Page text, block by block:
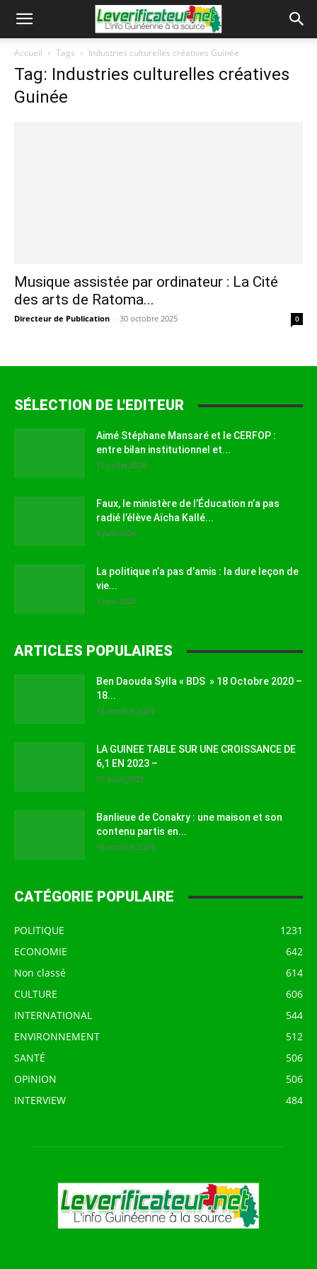
Accueil Tags Industries culturelles créatives Guinée
Tag: Industries culturelles créatives
Guinée
Musique assistée par ordinateur : La Cité
des arts de Ratoma...
Directeur de Publication - 30 octobre 2025 0
SÉLECTION DE L'EDITEUR
Aimé Stéphane Mansaré et le CERFOP :
entre bilan institutionnel et...
12 juillet 2026
Faux, le ministère de l’Éducation n’a pas
radié l’élève Aïcha Kallé...
9 juin 2026
La politique n’a pas d’amis : la dure leçon de
vie...
1 juin 2026
ARTICLES POPULAIRES
Ben Daouda Sylla « BDS » 18 Octobre 2020 –
18...
18 octobre 2024
LA GUINEE TABLE SUR UNE CROISSANCE DE
6,1 EN 2023 –
17 août 2023
Banlieue de Conakry : une maison et son
contenu partis en...
16 octobre 2024
CATÉGORIE POPULAIRE
POLITIQUE
1231
ECONOMIE
642
Non classé
614
CULTURE
606
INTERNATIONAL
544
ENVIRONNEMENT
512
SANTÉ
506
OPINION
506
INTERVIEW
484